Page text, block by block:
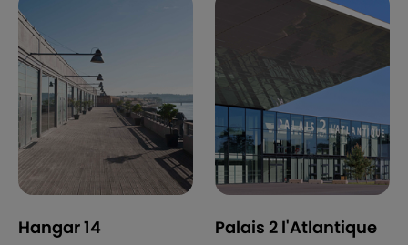
Hangar 14 Palais 2 l'Atlantique